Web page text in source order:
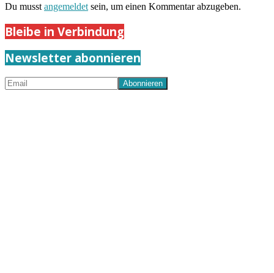
Du musst angemeldet sein, um einen Kommentar abzugeben.
Bleibe in Verbindung
Newsletter abonnieren